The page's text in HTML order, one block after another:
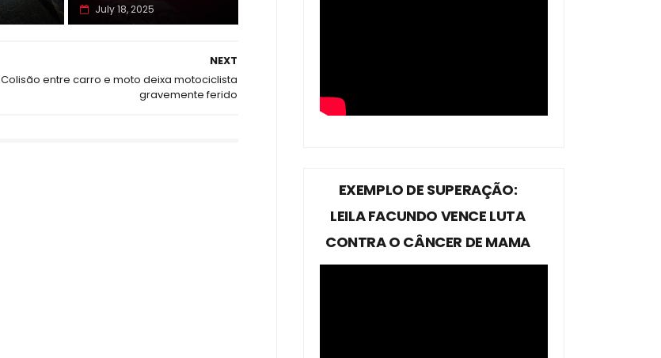
July 18, 2025
NEXT
Colisão entre carro e moto deixa motociclista
gravemente ferido
EXEMPLO DE SUPERAÇÃO:
LEILA FACUNDO VENCE LUTA
CONTRA O CÂNCER DE MAMA